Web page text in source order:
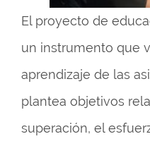
El proyecto de
un instrumento que
aprendizaje de las
plantea objetivos
superación, el